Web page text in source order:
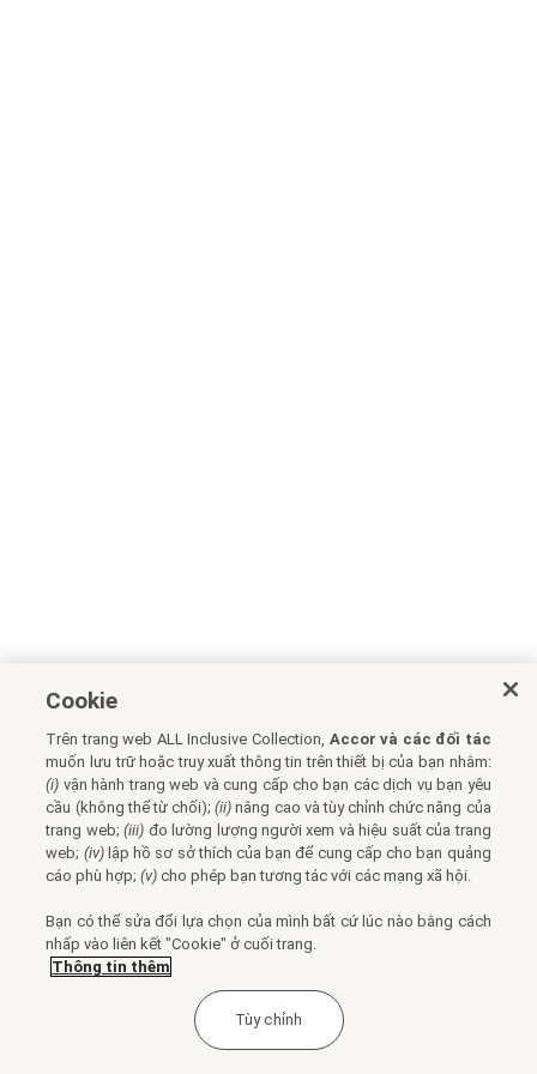
Cookie
Trên trang web ALL Inclusive Collection, Accor và các đối tác
muốn lưu trữ hoặc truy xuất thông tin trên thiết bị của bạn nhằm:
(i) vận hành trang web và cung cấp cho bạn các dịch vụ bạn yêu
cầu (không thể từ chối);(ii) nâng cao và tùy chỉnh chức năng của
trang web;(iii) đo lường lượng người xem và hiệu suất của trang
web; (iv)lập hồ sơ sở thích của bạn để cung cấp cho bạn quảng
cáo phù hợp;(v) cho phép bạn tương tác với các mạng xã hội.
Bạn có thể sửa đổi lựa chọn của mình bất cứ lúc nào bằng cách
nhấp vào liên kết "Cookie" ở cuối trang.
Thông tin thêm
Tùy chỉnh